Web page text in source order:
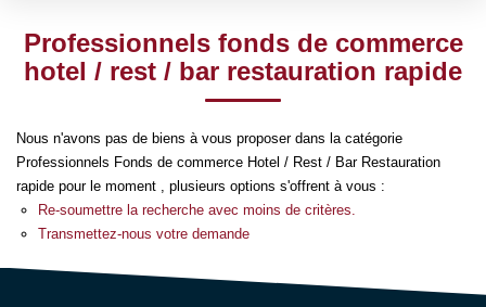
ESTIMER
NOS BIENS VENDUS
NOTRE AGENCE
Qui Sommes Nous
Sélectionnez...
Type de bien
Surface min
Créer une alerte
Professionnels fonds de commerce
hotel / rest / bar restauration rapide
Nous n'avons pas de biens à vous proposer dans la catégorie
Professionnels Fonds de commerce Hotel / Rest / Bar Restauration
rapide pour le moment , plusieurs options s'offrent à vous :
Re-soumettre la recherche avec moins de critères.
Transmettez-nous votre demande